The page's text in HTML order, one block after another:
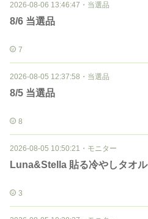
2026-08-06 13:46:47 ・ 当選品
8/6 当選品
7
2026-08-05 12:37:58 ・ 当選品
8/5 当選品
8
2026-08-05 10:50:21 ・ モニター
Luna&Stella 貼る冷やしタオル
3